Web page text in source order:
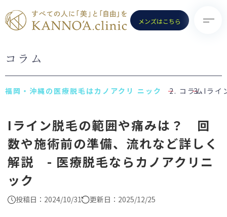
メンズはこちら
TOP
クリニック一覧
お知らせ
初めての方へ
よくある質問
コラム
- 医療脱毛（女性）
- ポテンツァ
- ノーリス(IPL)
- 水光注射
- ピコフラクショナル／スト
ロング
コラム
コラム Iライ
Iライン脱毛の範囲や痛みは？ 回
数や施術前の準備、流れなど詳しく
解説 - 医療脱毛ならカノアクリニ
ック
投稿日：2024/10/31 更新日：2025/12/25